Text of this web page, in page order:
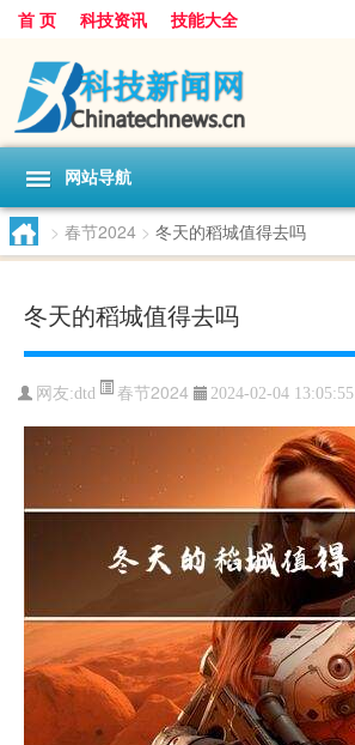
首 页 科技资讯 技能大全
网站导航
> 春节2024 > 冬天的稻城值得去吗
冬天的稻城值得去吗
网友:dtd 春节2024 2024-02-04 13:05:55